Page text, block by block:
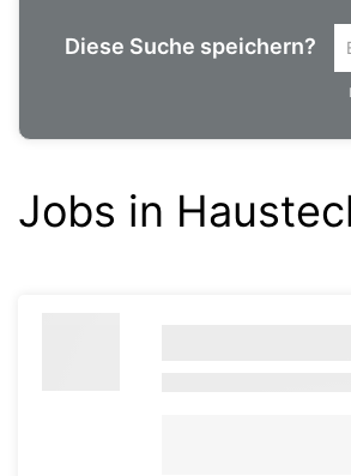
Diese Suche speichern?
Jobs in